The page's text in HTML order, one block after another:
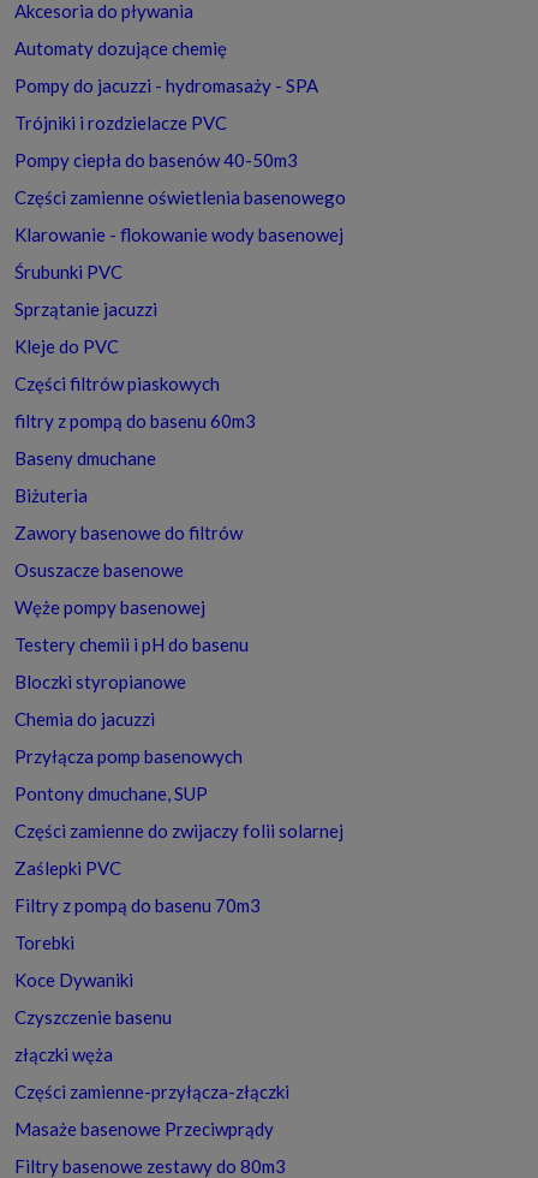
Akcesoria do pływania
Automaty dozujące chemię
Pompy do jacuzzi - hydromasaży - SPA
Trójniki i rozdzielacze PVC
Pompy ciepła do basenów 40-50m3
Części zamienne oświetlenia basenowego
Klarowanie - flokowanie wody basenowej
Śrubunki PVC
Sprzątanie jacuzzi
Kleje do PVC
Części filtrów piaskowych
filtry z pompą do basenu 60m3
Baseny dmuchane
Biżuteria
Zawory basenowe do filtrów
Osuszacze basenowe
Węże pompy basenowej
Testery chemii i pH do basenu
Bloczki styropianowe
Chemia do jacuzzi
Przyłącza pomp basenowych
Pontony dmuchane, SUP
Części zamienne do zwijaczy folii solarnej
Zaślepki PVC
Filtry z pompą do basenu 70m3
Torebki
Koce Dywaniki
Czyszczenie basenu
złączki węża
Części zamienne-przyłącza-złączki
Masaże basenowe Przeciwprądy
Filtry basenowe zestawy do 80m3